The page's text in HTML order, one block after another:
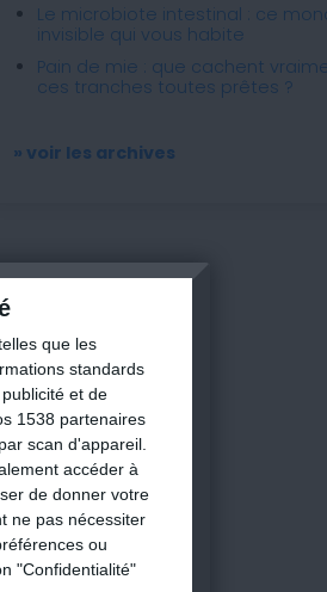
que les
standards
et de
1538 partenaires
scan d'appareil.
accéder à
de donner votre
ne pas nécessiter
ou
"Confidentialité"
Le microbiote intestinal : ce
invisible qui vous habite
Pain de mie : que cachent
ces tranches toutes prêtes ?
» voir les archives